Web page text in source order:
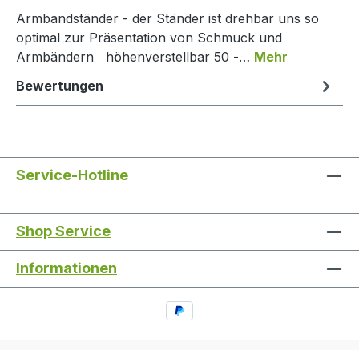
Armbandständer - der Ständer ist drehbar uns so
optimal zur Präsentation von Schmuck und
Armbändern höhenverstellbar 50 -… Mehr
Bewertungen
Service-Hotline
Shop Service
Informationen